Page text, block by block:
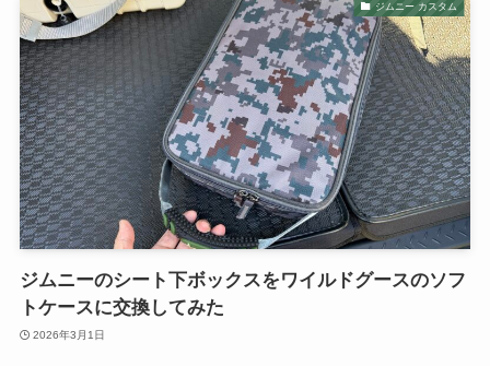
ジムニー カスタム
ジムニーのシート下ボックスをワイルドグースのソフ
トケースに交換してみた
2026年3月1日